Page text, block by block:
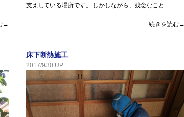
→
支えしている場所です。 しかしながら、残念なこと…
続きを読む→
床下断熱施工
2017/9/30 UP